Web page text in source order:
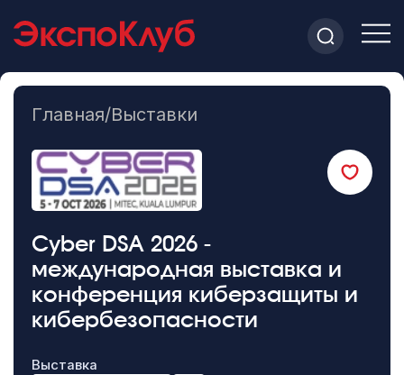
Главная/Выставки
Cyber DSA 2026 -
международная выставка и
конференция киберзащиты и
кибербезопасности
Выставка